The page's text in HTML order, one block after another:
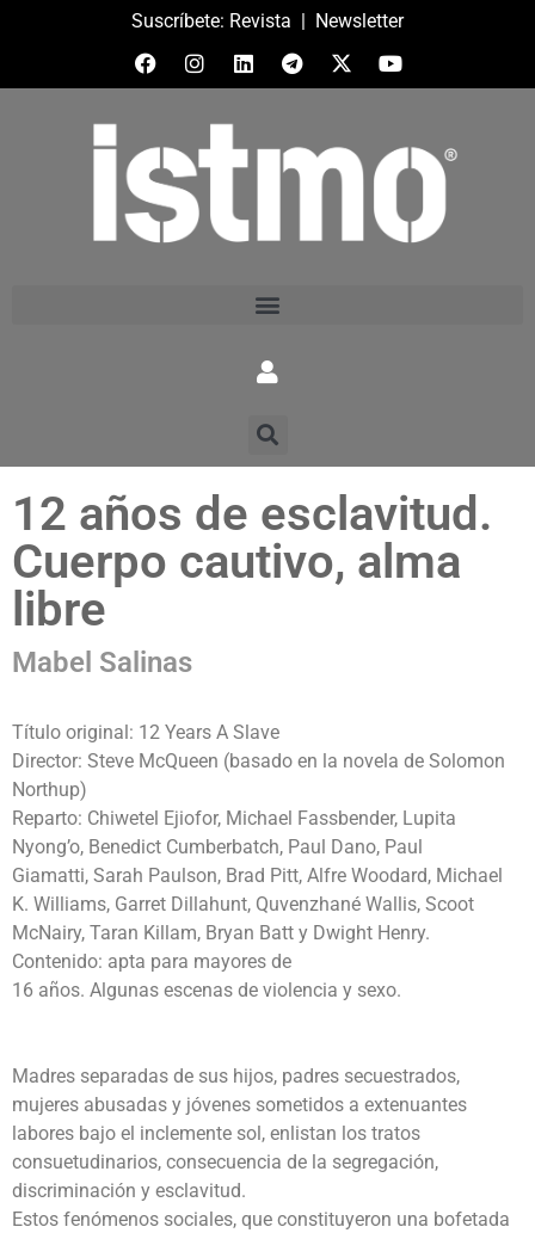
Suscríbete: Revista | Newsletter
12 años de esclavitud.
Cuerpo cautivo, alma
libre
Mabel Salinas
Título original: 12 Years A Slave
Director: Steve McQueen (basado en la novela de Solomon
Northup)
Reparto: Chiwetel Ejiofor, Michael Fassbender, Lupita
Nyong’o, Benedict Cumberbatch, Paul Dano, Paul
Giamatti, Sarah Paulson, Brad Pitt, Alfre Woodard, Michael
K. Williams, Garret Dillahunt, Quvenzhané Wallis, Scoot
McNairy, Taran Killam, Bryan Batt y Dwight Henry.
Contenido: apta para mayores de
16 años. Algunas escenas de violencia y sexo.
Madres separadas de sus hijos, padres secuestrados,
mujeres abusadas y jóvenes sometidos a extenuantes
labores bajo el inclemente sol, enlistan los tratos
consuetudinarios, consecuencia de la segregación,
discriminación y esclavitud.
Estos fenómenos sociales, que constituyeron una bofetada